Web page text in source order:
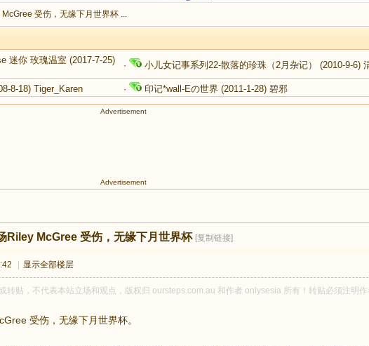
受伤，无缘下月世界杯 ...
迷你 玫瑰温室 (2017-7-25)
· 小儿女记事系列22-散落的珍珠（2月杂记） (2010-9-6)
8-18) Tiger_Karen · 印记*wall-Eの世界 (2011-1-28) 碧邪
Advertisement
Advertisement
Riley McGree 受伤，无缘下月世界杯 [复制链接]
显示全部楼层
转贴，不代表本站立场和观点，版权归 oursteps.com.au 和作者 onlysesia 所有！转贴必须注明
受伤，无缘下月世界杯。